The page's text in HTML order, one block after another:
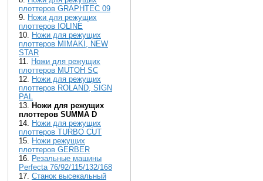
плоттеров GRAPHTEC 09
9. Ножи для режущих
плоттеров IOLINE
10. Ножи для режущих
плоттеров MIMAKI, NEW
STAR
11. Ножи для режущих
плоттеров MUTOH SC
12. Ножи для режущих
плоттеров ROLAND, SIGN
PAL
13. Ножи для режущих
плоттеров SUMMA D
14. Ножи для режущих
плоттеров TURBO CUT
15. Ножи режущих
плоттеров GERBER
16. Резальные машины
Perfecta 76/92/115/132/168
17. Станок высекальный